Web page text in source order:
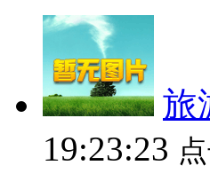
旅
19:23:23